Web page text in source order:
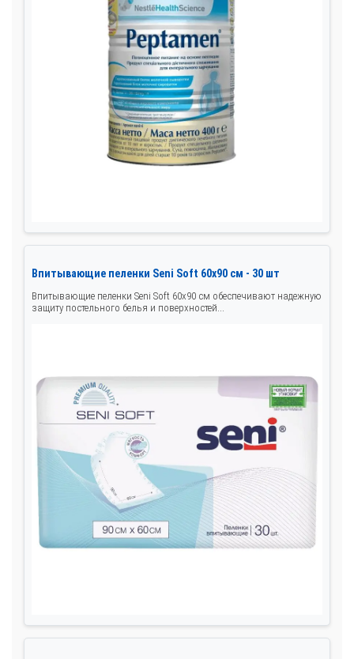
Впитывающие пеленки Seni Soft 60x90 см - 30 шт
Впитывающие пеленки Seni Soft 60x90 см обеспечивают надежную
защиту постельного белья и поверхностей...